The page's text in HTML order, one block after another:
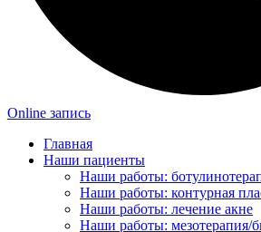
Online запись
Главная
Наши пациенты
Наши работы:
Наши работы: контурная
Наши работы: лечение акне
Наши работы: мезотерапия/